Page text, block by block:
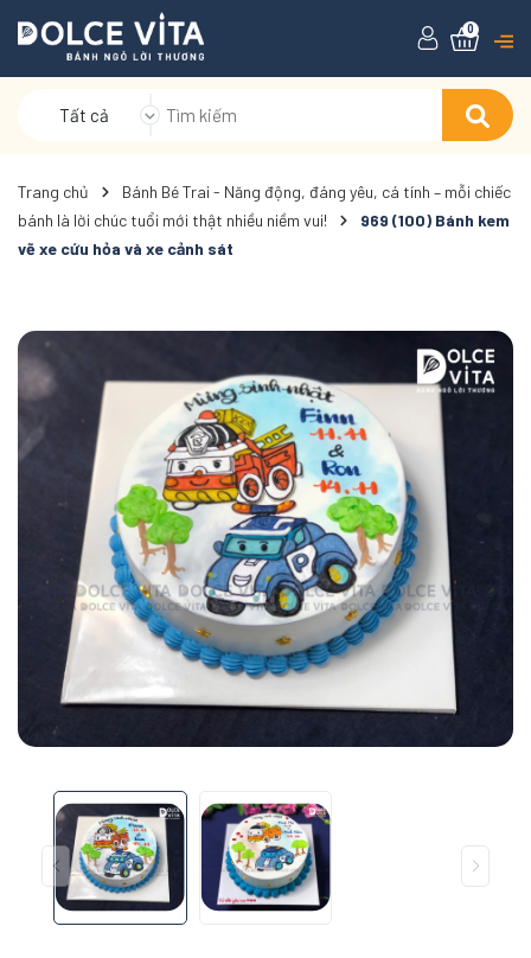
Tất cả
0
Trang chủ
Bánh Bé Trai - Năng động, đáng yêu, cá tính – mỗi chiếc
bánh là lời chúc tuổi mới thật nhiều niềm vui!
969 (100) Bánh kem
vẽ xe cứu hỏa và xe cảnh sát